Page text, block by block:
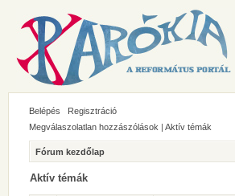
Belépés
Regisztráció
Megválaszolatlan hozzászólások | Aktív témák
Fórum kezdőlap
Aktív témák